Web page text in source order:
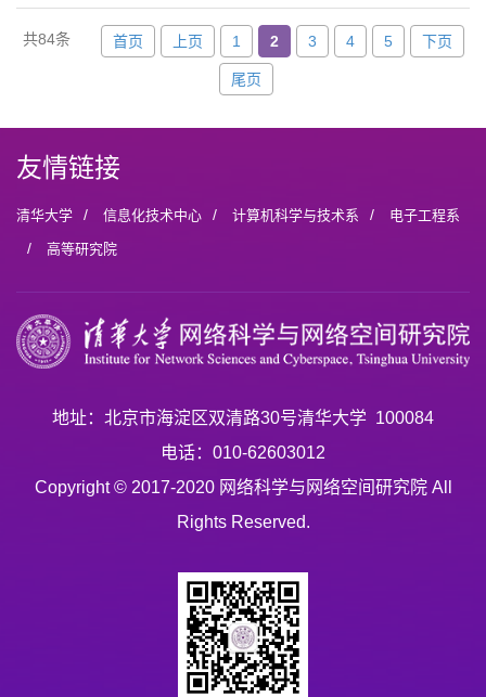
共84条 首页 上页 1 2 3 4 5 下页
尾页
友情链接
清华大学 / 信息化技术中心 / 计算机科学与技术系 / 电子工程系
/ 高等研究院
地址：北京市海淀区双清路30号清华大学 100084
电话：010-62603012
Copyright © 2017-2020 网络科学与网络空间研究院 All
Rights Reserved.